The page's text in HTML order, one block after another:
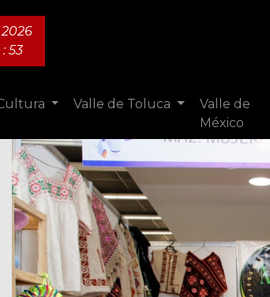
: 55
Valle de Toluca
Valle de
México